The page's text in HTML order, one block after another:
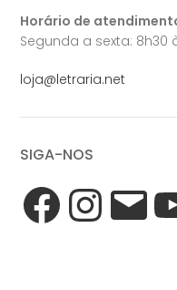
Horário de
Segunda a sexta: 8h30
loja@letraria.net
SIGA-NOS